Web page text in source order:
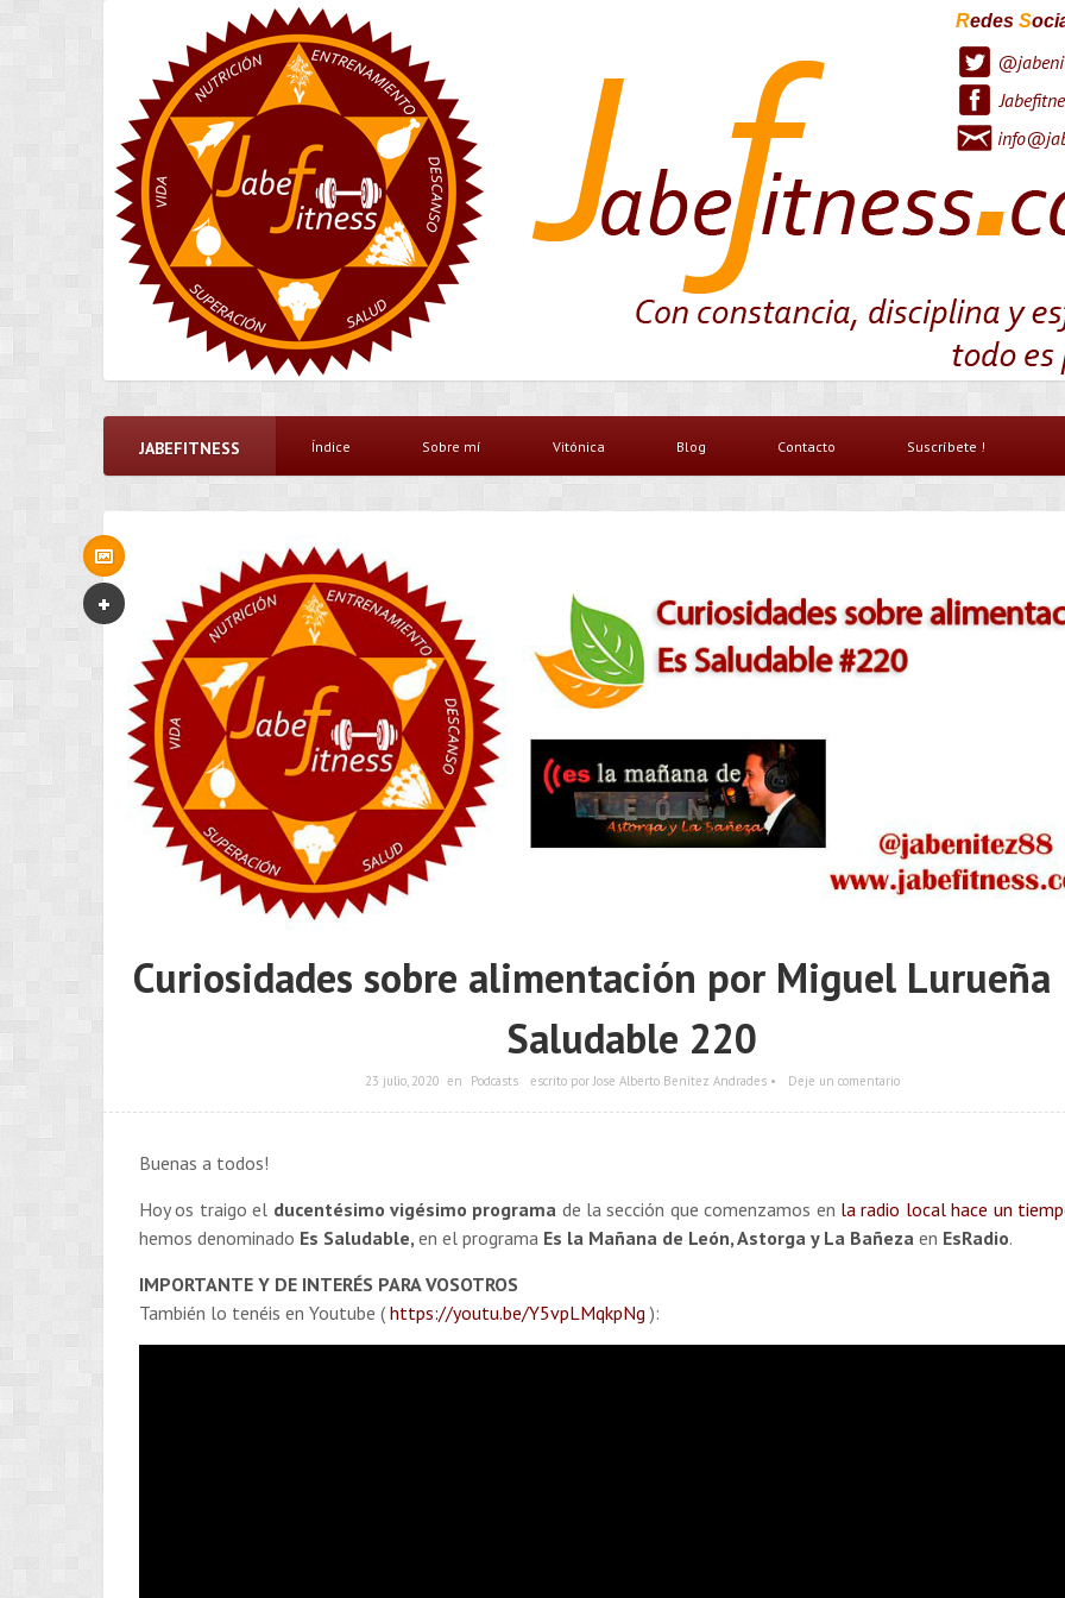
Redes S
JABEFITNESS Índice Sobre mí Vitónica Blog Contacto Suscríbete !
Curiosidades sobre alimentación por Miguel Lurueña
Saludable 220
23 julio, 2020 en Podcasts escrito por Jose Alberto Benítez Andrades • Deje un comentario
Buenas a todos!
Hoy os traigo el ducentésimo vigésimo programa de la sección que comenzamos en la radio local hace un
hemos denominado Es Saludable, en el programa Es la Mañana de León, Astorga y La Bañeza en EsRadio.
IMPORTANTE Y DE INTERÉS PARA VOSOTROS
También lo tenéis en Youtube ( https://youtu.be/Y5vpLMqkpNg ):